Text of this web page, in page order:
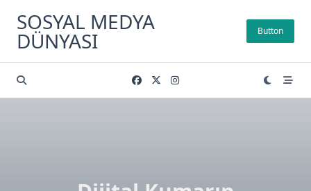
content
SOSYAL MEDYA
DÜNYASI Button